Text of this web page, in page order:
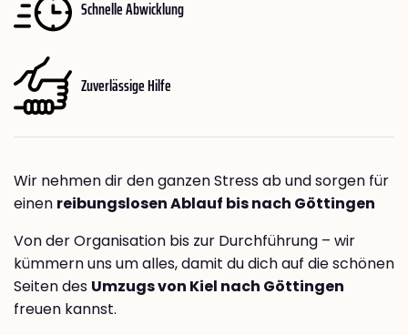
Schnelle Abwicklung
Zuverlässige Hilfe
Wir nehmen dir den ganzen Stress ab und sorgen für
einen reibungslosen Ablauf bis nach Göttingen
Von der Organisation bis zur Durchführung – wir
kümmern uns um alles, damit du dich auf die schönen
Seiten des Umzugs von Kiel nach Göttingen
freuen kannst.